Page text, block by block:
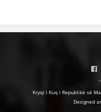
MATERIAL
Kryqi i Kuq i Republikë së
Designed